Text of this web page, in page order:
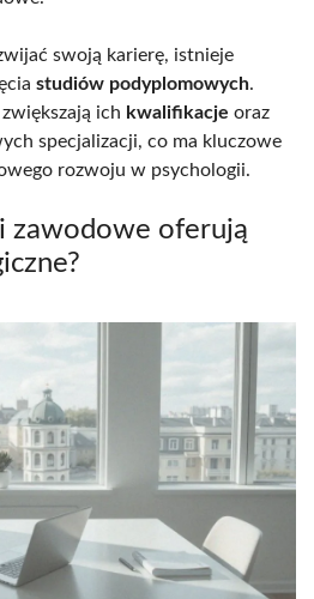
swoją karierę, istnieje
studiów podyplomowych.
zwiększają ich kwalifikacje oraz
specjalizacji, co ma kluczowe
rozwoju w psychologii.
zawodowe oferują